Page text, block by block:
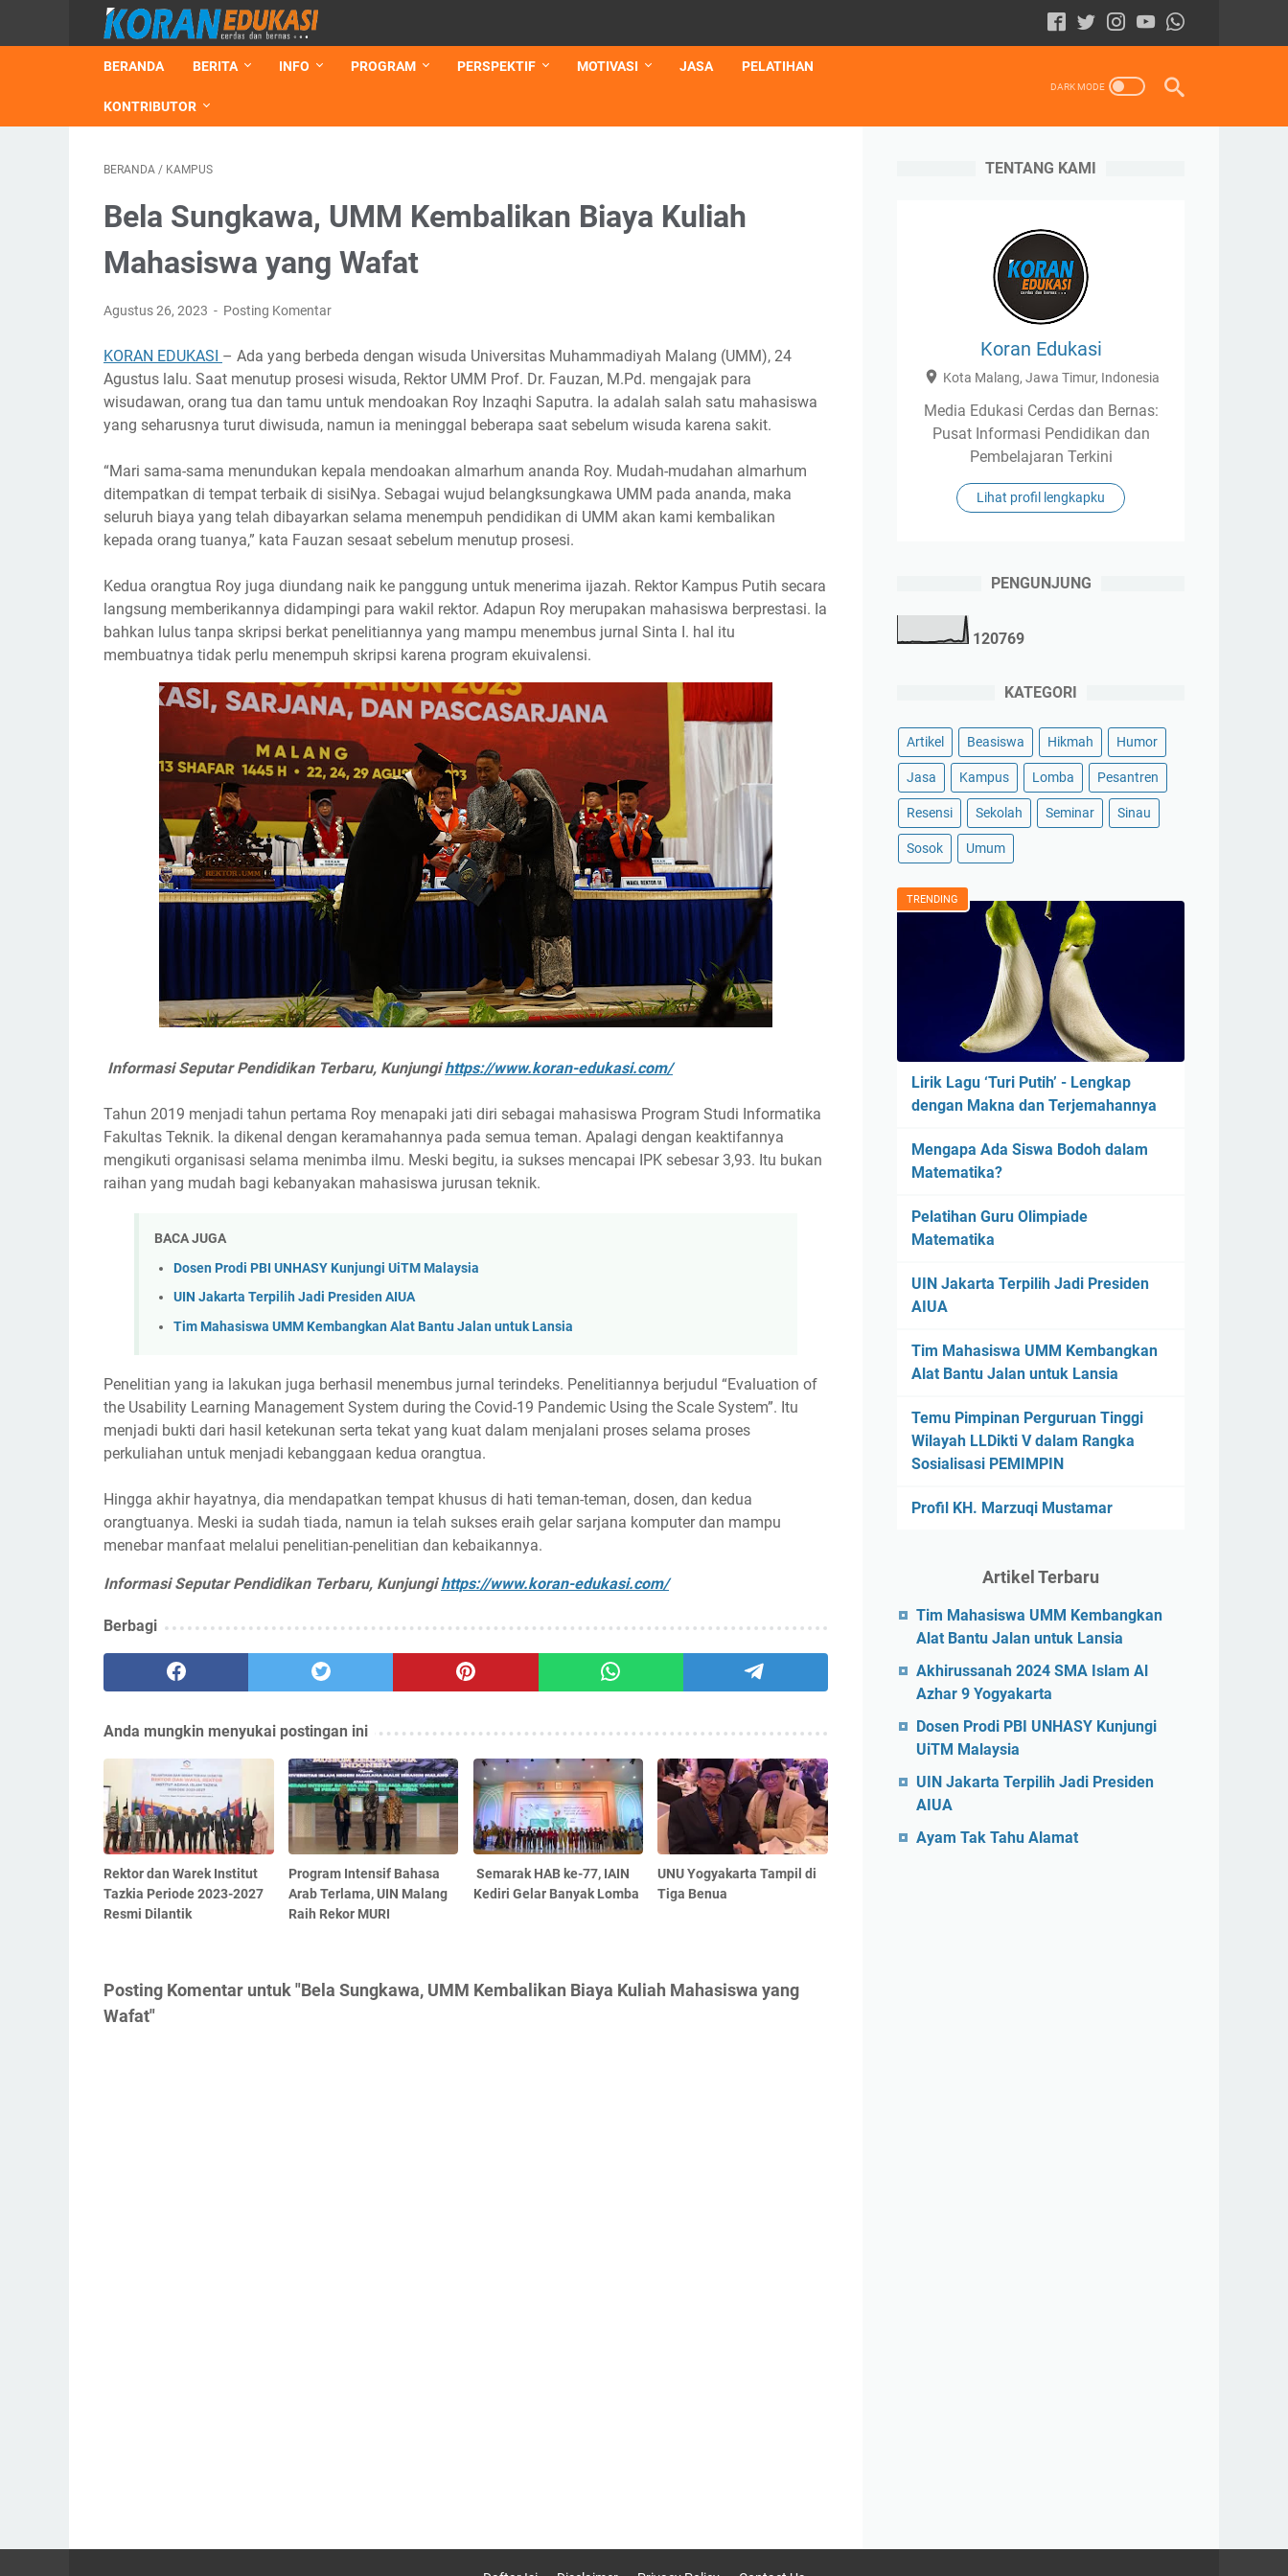
BERANDA BERITA INFO PROGRAM PERSPEKTIF MOTIVASI JASA PELATIHAN
KONTRIBUTOR
BERANDA / KAMPUS
Bela Sungkawa, UMM Kembalikan Biaya Kuliah
Mahasiswa yang Wafat
Agustus 26, 2023 Posting Komentar
KORAN EDUKASI – Ada yang berbeda dengan wisuda Universitas Muhammadiyah Malang (UMM), 24
Agustus lalu. Saat menutup prosesi wisuda, Rektor UMM Prof. Dr. Fauzan, M.Pd. mengajak para
wisudawan, orang tua dan tamu untuk mendoakan Roy Inzaqhi Saputra. Ia adalah salah satu mahasiswa
yang seharusnya turut diwisuda, namun ia meninggal beberapa saat sebelum wisuda karena sakit.
“Mari sama-sama menundukan kepala mendoakan almarhum ananda Roy. Mudah-mudahan almarhum
ditempatkan di tempat terbaik di sisiNya. Sebagai wujud belangksungkawa UMM pada ananda, maka
seluruh biaya yang telah dibayarkan selama menempuh pendidikan di UMM akan kami kembalikan
kepada orang tuanya,” kata Fauzan sesaat sebelum menutup prosesi.
Kedua orangtua Roy juga diundang naik ke panggung untuk menerima ijazah. Rektor Kampus Putih secara
langsung memberikannya didampingi para wakil rektor. Adapun Roy merupakan mahasiswa berprestasi. Ia
bahkan lulus tanpa skripsi berkat penelitiannya yang mampu menembus jurnal Sinta I. hal itu
membuatnya tidak perlu menempuh skripsi karena program ekuivalensi.
Informasi Seputar Pendidikan Terbaru, Kunjungihttps://www.koran-edukasi.com/
Tahun 2019 menjadi tahun pertama Roy menapaki jati diri sebagai mahasiswa Program Studi Informatika
Fakultas Teknik. Ia dikenal dengan keramahannya pada semua teman. Apalagi dengan keaktifannya
mengikuti organisasi selama menimba ilmu. Meski begitu, ia sukses mencapai IPK sebesar 3,93. Itu bukan
raihan yang mudah bagi kebanyakan mahasiswa jurusan teknik.
BACA JUGA
Dosen Prodi PBI UNHASY Kunjungi UiTM Malaysia
UIN Jakarta Terpilih Jadi Presiden AIUA
Tim Mahasiswa UMM Kembangkan Alat Bantu Jalan untuk Lansia
Penelitian yang ia lakukan juga berhasil menembus jurnal terindeks. Penelitiannya berjudul “Evaluation of
the Usability Learning Management System during the Covid-19 Pandemic Using the Scale System”. Itu
menjadi bukti dari hasil ketekunan serta tekat yang kuat dalam menjalani proses selama proses
perkuliahan untuk menjadi kebanggaan kedua orangtua.
Hingga akhir hayatnya, dia mendapatkan tempat khusus di hati teman-teman, dosen, dan kedua
orangtuanya. Meski ia sudah tiada, namun ia telah sukses eraih gelar sarjana komputer dan mampu
menebar manfaat melalui penelitian-penelitian dan kebaikannya.
Informasi Seputar Pendidikan Terbaru, Kunjungihttps://www.koran-edukasi.com/
Berbagi
Anda mungkin menyukai postingan ini
Rektor dan Warek Institut
Tazkia Periode 2023-2027
Resmi Dilantik
Program Intensif Bahasa
Arab Terlama, UIN Malang
Raih Rekor MURI
Semarak HAB ke-77, IAIN
Kediri Gelar Banyak Lomba
UNU Yogyakarta Tampil di
Tiga Benua
Posting Komentar untuk "Bela Sungkawa, UMM Kembalikan Biaya Kuliah Mahasiswa yang
Wafat"
TENTANG KAMI
Koran Edukasi
Kota Malang, Jawa Timur, Indonesia
Media Edukasi Cerdas dan Bernas:
Pusat Informasi Pendidikan dan
Pembelajaran Terkini
Lihat profil lengkapku
PENGUNJUNG
120769
KATEGORI
Artikel Beasiswa Hikmah Humor
Jasa Kampus Lomba Pesantren
Resensi Sekolah Seminar Sinau
Sosok Umum
TRENDING
Lirik Lagu ‘Turi Putih’ - Lengkap
dengan Makna dan Terjemahannya
Mengapa Ada Siswa Bodoh dalam
Matematika?
Pelatihan Guru Olimpiade
Matematika
UIN Jakarta Terpilih Jadi Presiden
AIUA
Tim Mahasiswa UMM Kembangkan
Alat Bantu Jalan untuk Lansia
Temu Pimpinan Perguruan Tinggi
Wilayah LLDikti V dalam Rangka
Sosialisasi PEMIMPIN
Profil KH. Marzuqi Mustamar
Artikel Terbaru
Tim Mahasiswa UMM Kembangkan
Alat Bantu Jalan untuk Lansia
Akhirussanah 2024 SMA Islam Al
Azhar 9 Yogyakarta
Dosen Prodi PBI UNHASY Kunjungi
UiTM Malaysia
UIN Jakarta Terpilih Jadi Presiden
AIUA
Ayam Tak Tahu Alamat